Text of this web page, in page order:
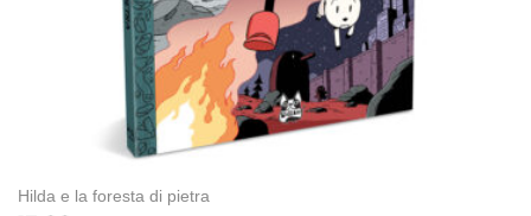
Hilda e la foresta di pietra